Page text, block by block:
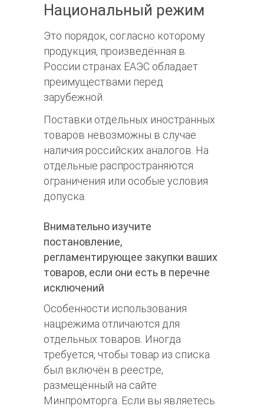
Национальный режим
Это порядок, согласно которому
продукция, произведённая в
России странах ЕАЭС обладает
преимуществами перед
зарубежной.
Поставки отдельных иностранных
товаров невозможны в случае
наличия российских аналогов. На
отдельные распространяются
ограничения или особые условия
допуска.
Внимательно изучите
постановление,
регламентирующее закупки ваших
товаров, если они есть в перечне
исключений
Особенности использования
нацрежима отличаются для
отдельных товаров. Иногда
требуется, чтобы товар из списка
был включён в реестре,
размещённый на сайте
Минпромторга. Если вы являетесь